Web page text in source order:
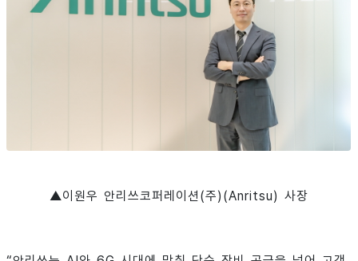
▲이원우 안리쓰코퍼레이션(주)(Anritsu) 사장